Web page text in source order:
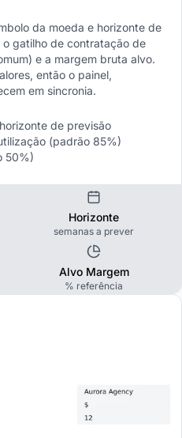
da moeda e horizonte de
o gatilho de contratação de
e a margem bruta alvo.
então o painel,
em sincronia.
de previsão
(padrão 85%)
50%)
Horizonte
semanas a prever
Alvo Margem
% referência